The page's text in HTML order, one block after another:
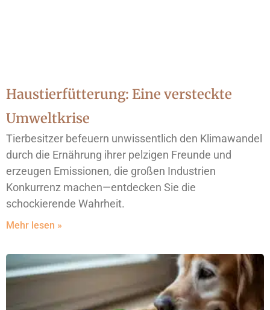
Haustierfütterung: Eine versteckte
Umweltkrise
Tierbesitzer befeuern unwissentlich den Klimawandel
durch die Ernährung ihrer pelzigen Freunde und
erzeugen Emissionen, die großen Industrien
Konkurrenz machen—entdecken Sie die
schockierende Wahrheit.
Mehr lesen »